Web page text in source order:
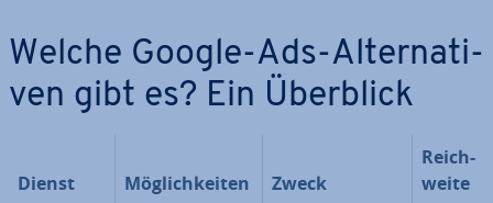
Welche Google-Ads-Al­ter­na­ti­
ven gibt es? Ein Überblick
Dienst Mög­lich­kei­ten Zweck
Reich­
wei­te